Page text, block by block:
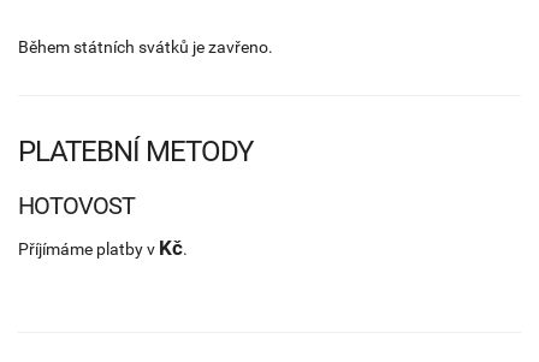
Během státních svátků je zavřeno.
PLATEBNÍ METODY
HOTOVOST
Příjímáme platby v Kč.